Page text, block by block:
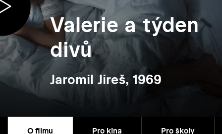
Valerie a týden
divů
Jaromil Jireš, 1969
O filmu Pro kina Pro školy